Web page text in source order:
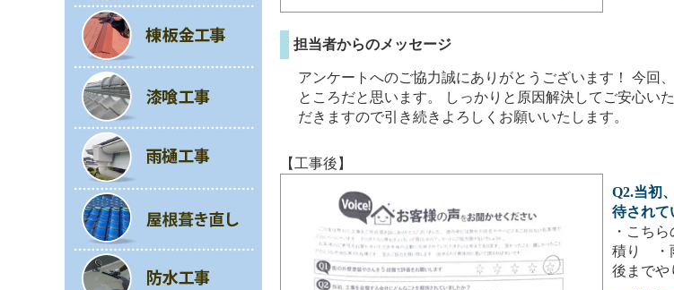
担当者からのメッセージ
アンケートへのご協力誠にありがとうございます！ 今回
ところだと思います。 しっかりと原因解決してご安心い
だきますので引き続きよろしくお願いいたします。
【工事後】
Q2.当初
待されて
・こち
積り ・
後までや